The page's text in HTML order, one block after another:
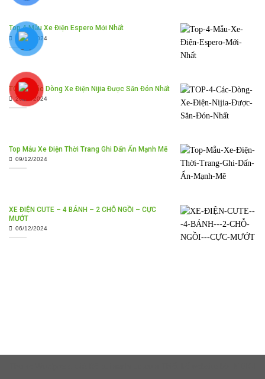
Top 4 Mẫu Xe Điện Espero Mới Nhất
30/12/2024
TOP 4 Các Dòng Xe Điện Nijia Được Săn Đón Nhất
26/12/2024
Top Mẫu Xe Điện Thời Trang Ghi Dấn Ấn Mạnh Mẽ
09/12/2024
XE ĐIỆN CUTE – 4 BÁNH – 2 CHỖ NGỒI – CỰC
MƯỚT
06/12/2024